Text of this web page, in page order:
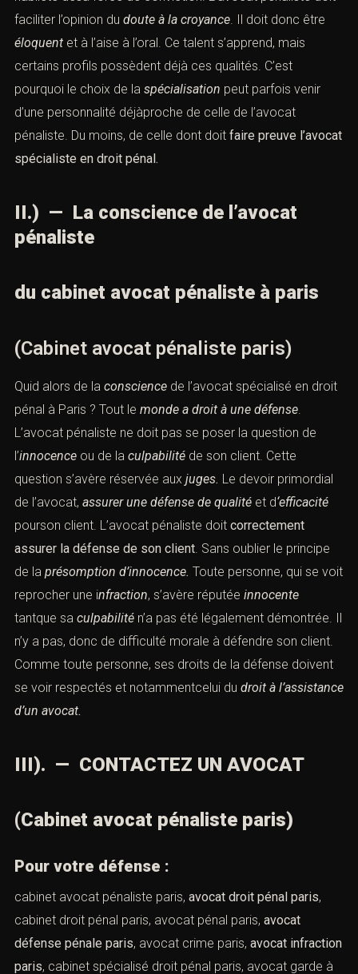
pour grandequalité la persuasion. Il doit être capable de
convaincre au travers de son argumentation, de son
habileté desa force de conviction. L’avocat pénaliste
doit faciliter l’opinion dudoute à la croyance. Il doit donc
êtreéloquent et à l’aise à l’oral. Ce talent s’apprend, mais
certains profils possèdent déjà ces qualités. C’est
pourquoi le choix de laspécialisation
pénaliste. Du moins, de celle dont doit faire preuve
l’avocat spécialiste en droit pénal.
II.) — La conscience de l’avocat
pénaliste
du cabinet avocat pénaliste à paris
(Cabinet avocat pénaliste paris)
Quid alors de laconsciencede l’avocat spécialisé en
droit pénal à Paris ? Tout lemonde a droit à une défense.
L’avocat pénaliste ne doit pas se poser la question de
l’innocence ou de laculpabilitéde son client. Cette
question s’avère réservée auxjuges.Le devoir
primordial de l’avocat,assurer une défense de qualitéet
d‘efficacité pourson client. L’avocat pénaliste doit
correctement assurer la défense de son client. Sans
oublier le principe de laprésomption d’innocence.Toute
personne, qui se voit reprocher une infraction, s’avère
réputéeinnocente tantque saculpabilité n’a pas été
légalement démontrée. Il n’y a pas, donc de difficulté
ses droits de la défense doivent se voir respectés et
notammentcelui du
III). — CONTACTEZ UN AVOCAT
(Cabinet avocat pénaliste paris)
Pour votre défense :
cabinet avocat pénaliste paris,avocat droit pénal paris,